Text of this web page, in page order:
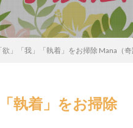
欲」「我」「執着」をお掃除 Mana（
執着」をお掃除